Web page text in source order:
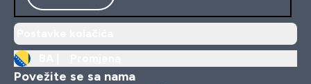
Povežite se sa nama